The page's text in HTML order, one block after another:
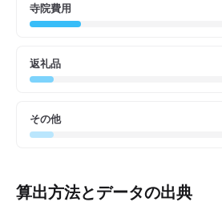
寺院費用
返礼品
その他
算出方法とデータの出典